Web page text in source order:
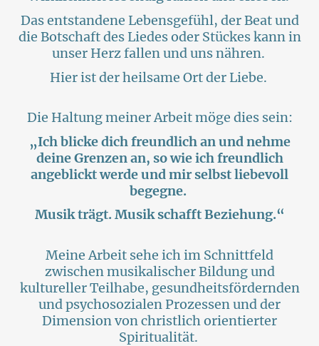
Das entstandene Lebensgefühl, der Beat und
die Botschaft des Liedes oder Stückes kann in
unser Herz fallen und uns nähren.
Hier ist der heilsame Ort der Liebe.
Die Haltung meiner Arbeit möge dies sein:
„Ich blicke dich freundlich an und nehme
deine Grenzen an, so wie ich freundlich
angeblickt werde und mir selbst liebevoll
begegne.
Musik trägt. Musik schafft Beziehung.“
Meine Arbeit sehe ich im Schnittfeld
zwischen musikalischer Bildung und
kultureller Teilhabe, gesundheitsfördernden
und psychosozialen Prozessen und der
Dimension von christlich orientierter
Spiritualität.